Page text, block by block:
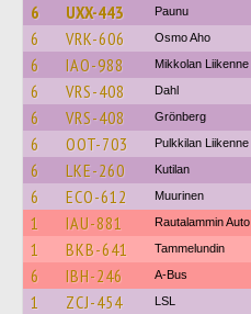
6 UXX-443 Paunu
6 VRK-606 Osmo Aho
6 IAO-988 Mikkolan Liikenne
6 VRS-408 Dahl
6 VRS-408 Grönberg
6 OOT-703 Pulkkilan Liikenne
6 LKE-260 Kutilan
6 ECO-612 Muurinen
1 IAU-881 Rautalammin Auto
1 BKB-641 Tammelundin
6 IBH-246 A-Bus
1 ZCJ-454 LSL